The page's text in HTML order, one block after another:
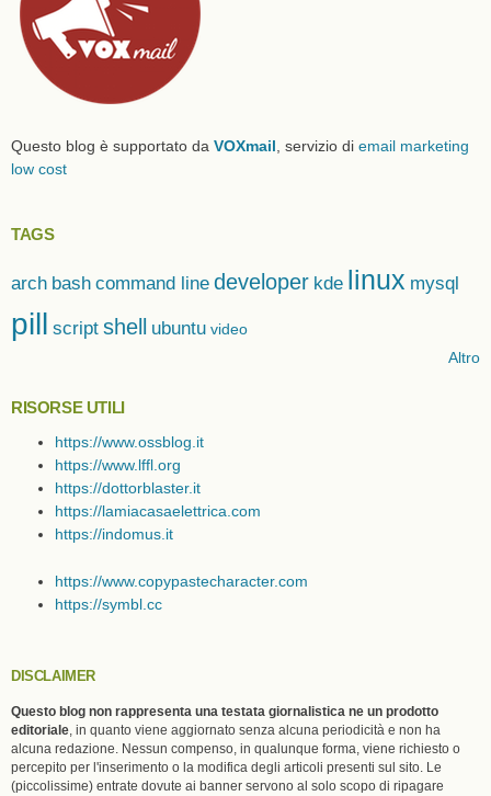
Questo blog è supportato da VOXmail , servizio di email marketing
low cost
TAGS
arch bash command line developer kde linux mysql
pill script shell ubuntu video
Altro
RISORSE UTILI
https://www.ossblog.it
https://www.lffl.org
https://dottorblaster.it
https://lamiacasaelettrica.com
https://indomus.it
https://www.copypastecharacter.com
https://symbl.cc
DISCLAIMER
Questo blog non rappresenta una testata giornalistica ne un prodotto
editoriale , in quanto viene aggiornato senza alcuna periodicità e non ha
alcuna redazione. Nessun compenso, in qualunque forma, viene richiesto o
percepito per l'inserimento o la modifica degli articoli presenti sul sito. Le
(piccolissime) entrate dovute ai banner servono al solo scopo di ripagare